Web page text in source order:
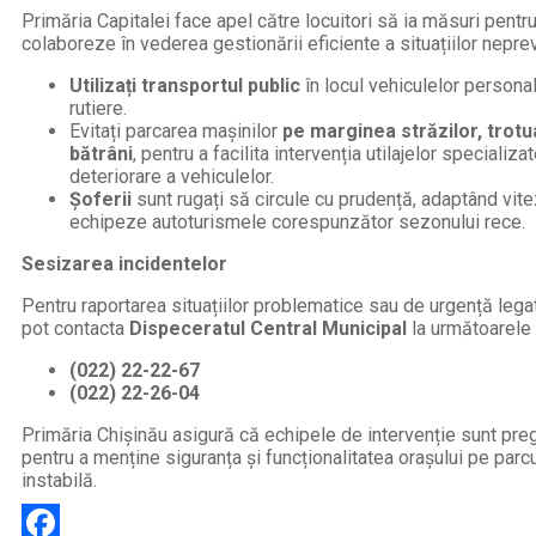
Primăria Capitalei face apel către locuitori să ia măsuri
colaboreze în vederea gestionării eficiente a situațiilor
Utilizați transportul public în locul vehiculelor
rutiere.
Evitați parcarea mașinilor pe marginea străzilor,
bătrâni, pentru a facilita intervenția utilajelor
deteriorare a vehiculelor.
Șoferii sunt rugați să circule cu prudență, adaptând
echipeze autoturismele corespunzător sezonului rece.
Sesizarea incidentelor
Pentru raportarea situațiilor problematice sau de urgență
pot contacta Dispeceratul Central Municipal la
(022) 22-22-67
(022) 22-26-04
Primăria Chișinău asigură că echipele de intervenție sunt
pentru a menține siguranța și funcționalitatea orașului pe
instabilă.